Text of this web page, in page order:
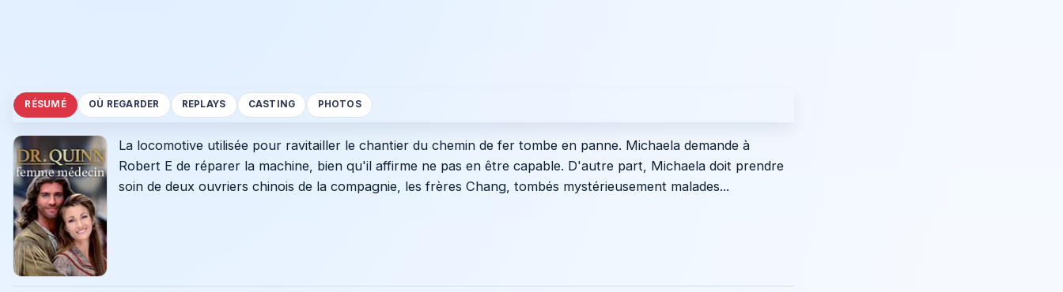
RÉSUMÉ OÙ REGARDER REPLAYS CASTING PHOTOS
La locomotive utilisée pour ravitailler le chantier du chemin de fer tombe en panne. Michaela demande à
Robert E de réparer la machine, bien qu'il affirme ne pas en être capable. D'autre part, Michaela doit prendre
soin de deux ouvriers chinois de la compagnie, les frères Chang, tombés mystérieusement malades...